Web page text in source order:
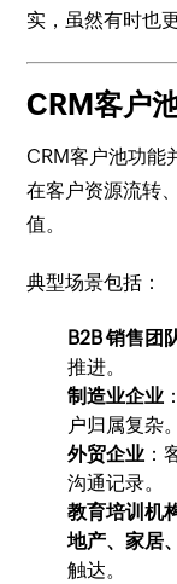
实，虽然有时也
CRM客户
CRM客户池功能
在客户资源流转
值。
典型场景包括：
B2B 销售团
推进。
制造业企业
户归属复杂。
外贸企业 ：
沟通记录。
教育培训机
地产、家居
触达。